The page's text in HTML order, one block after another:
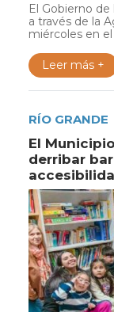
El Gobierno
a través de la
miércoles en el
Leer más +
RÍO GRANDE
El
derribar